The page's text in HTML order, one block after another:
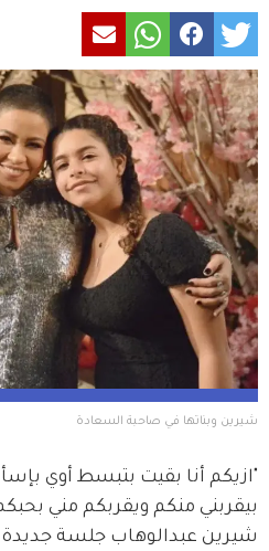
شيرين وبناتها في صاحبة السعادة
"ازيكم أنا بقيت بتبسط أوي
بيقربني منكم ويقربكم مني
شيرين عبدالوهاب جلسة